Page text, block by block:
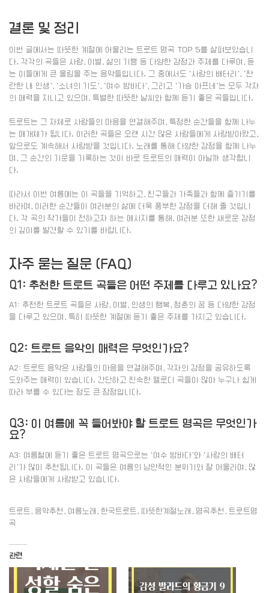
결론 및 정리
이번 글에서는 따뜻한 계절에 어울리는 트로트 명곡 TOP 5를 살펴보았습니
다. 각각의 곡들은 사랑, 이별, 삶의 기쁨 등 다양한 감정과 주제를 다루며, 듣
는 이들에게 큰 울림을 주는 음악들입니다. 그 중에서도 ‘사랑의 배터리’, ‘찬
란한 내 인생’, ‘소녀의 기도’, ‘여수 밤바다’, 그리고 ‘가슴 아프네’는 모두 각자
의 매력을 지니고 있으며, 특별한 따뜻한 날씨와 함께 듣기 좋은 곡들입니다.
트로트는 그 자체로 사람들의 마음을 연결해주며, 특정한 순간들을 함께 나누
는 매개체가 됩니다. 이러한 곡들은 오랜 시간 많은 사람들에게 사랑받아왔고,
앞으로도 계속해서 사랑받을 것입니다. 노래를 통해 다양한 감정을 함께 나누
며, 그 순간의 기운을 기록하는 것이 바로 트로트의 매력이 아닐까 생각합니
다.
따라서 이번 여름에는 이 곡들을 기억하고, 친구들과 가족들과 함께 즐기기를
바라며, 이러한 순간들이 여러분의 삶에 더욱 풍부한 감정을 더해 줄 것입니
다. 각 곡의 작가들이 전하고자 하는 메시지를 통해, 여러분 또한 새로운 감정
의 깊이를 발견할 수 있기를 바랍니다.
자주 묻는 질문 (FAQ)
Q1: 추천한 트로트 곡들은 어떤 주제를 다루고 있나요?
A1: 추천한 트로트 곡들은 사랑, 이별, 인생의 행복, 청춘의 꿈 등 다양한 감정
을 다루고 있으며, 특히 따뜻한 계절에 듣기 좋은 주제를 가지고 있습니다.
Q2: 트로트 음악의 매력은 무엇인가요?
A2: 트로트 음악은 사람들의 마음을 연결해주며, 각자의 감정을 공유하도록
도와주는 매력이 있습니다. 간단하고 친숙한 멜로디 곡들이 많아 누구나 쉽게
따라 부를 수 있다는 점도 큰 장점입니다.
Q3: 이 여름에 꼭 들어봐야 할 트로트 명곡은 무엇인가
요?
A3: 여름철에 듣기 좋은 트로트 명곡으로는 ‘여수 밤바다’와 ‘사랑의 배터
리’가 많이 추천됩니다. 이 곡들은 여름의 낭만적인 분위기와 잘 어울리며, 많
은 사람들에게 사랑받고 있습니다.
트로트, 음악추천, 여름노래, 한국트로트, 따뜻한계절노래, 명곡추천, 트로트명
곡
관련